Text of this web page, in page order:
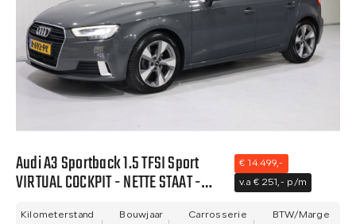
Audi A3 Sportback 1.5 TFSI Sport
VIRTUAL COCKPIT - NETTE STAAT -
€ 14.499,-
v.a € 251,- p/m
Kilometerstand Bouwjaar Carrosserie BTW/Marge